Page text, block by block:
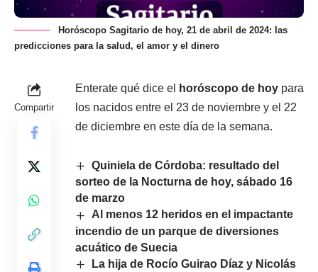
Horóscopo Sagitario de hoy, 21 de abril de 2024: las
predicciones para la salud, el amor y el dinero
Compartir
Enterate qué dice el horóscopo de hoy para
los nacidos entre el 23 de noviembre y el 22
de diciembre en este día de la semana.
Quiniela de Córdoba: resultado del
sorteo de la Nocturna de hoy, sábado 16
de marzo
Al menos 12 heridos en el impactante
incendio de un parque de diversiones
acuático de Suecia
La hija de Rocío Guirao Díaz y Nicolás